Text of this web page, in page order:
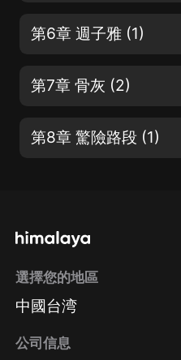
第6章 週子雅 (1)
第7章 骨灰 (2)
第8章 驚險路段 (1)
選擇您的地區
中國台湾
公司信息